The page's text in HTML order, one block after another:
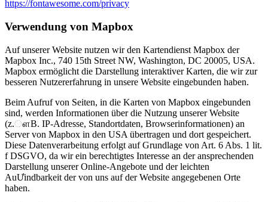
https://fontawesome.com/privacy
Verwendung von Mapbox
Auf unserer Website nutzen wir den Kartendienst Mapbox der
Mapbox Inc., 740 15th Street NW, Washington, DC 20005, USA.
Mapbox ermöglicht die Darstellung interaktiver Karten, die wir zur
besseren Nutzererfahrung in unsere Website eingebunden haben.
Beim Aufruf von Seiten, in die Karten von Mapbox eingebunden
sind, werden Informationen über die Nutzung unserer Website
(z.ௗB. IP-Adresse, Standortdaten, Browserinformationen) an
Server von Mapbox in den USA übertragen und dort gespeichert.
Diese Datenverarbeitung erfolgt auf Grundlage von Art. 6 Abs. 1 lit.
f DSGVO, da wir ein berechtigtes Interesse an der ansprechenden
Darstellung unserer Online-Angebote und der leichten
AuƯindbarkeit der von uns auf der Website angegebenen Orte
haben.